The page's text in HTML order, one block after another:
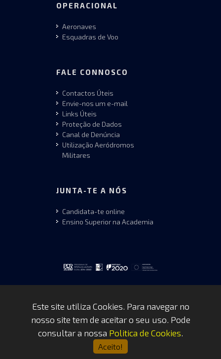
OPERACIONAL
Aeronaves
Esquadras de Voo
FALE CONNOSCO
Contactos Úteis
Envie-nos um e-mail
Links Úteis
Proteção de Dados
Canal de Denúncia
Utilização Aeródromos
Militares
JUNTA-TE A NÓS
Candidata-te online
Ensino Superior na Academia
Copyrights © 2026 by FAP - DCSI -
WEBTEAM
Este site utiliza Cookies. Para navegar no
nosso site tem de aceitar o seu uso. Pode
consultar a nossa Politica de Cookies.
Aceito!